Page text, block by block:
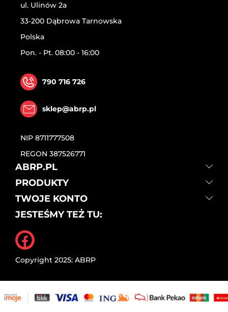
ul. Ulinów 2a
33-200 Dąbrowa Tarnowska
Polska
Pon. - Pt. 08:00 - 16:00
790 716 726
sklep@abrp.pl
NIP 8711777508
REGON 387526771
ABRP.PL
PRODUKTY
TWOJE KONTO
JESTEŚMY TEŻ TU:
Copyright 2025: ABRP